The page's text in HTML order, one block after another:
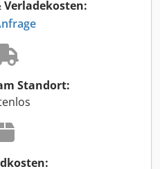
Verladekosten:
Standort: